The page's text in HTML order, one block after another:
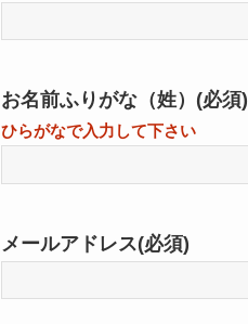
お名前ふりがな（姓） (必須)
ひらがなで入力して下さい
メールアドレス(必須)